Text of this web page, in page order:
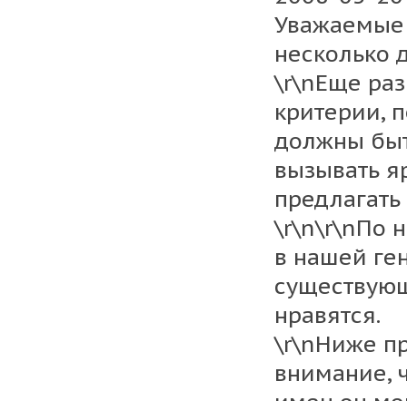
Уважаемые
несколько
\r\nЕще
критерии,
должны
вызывать
\r\n\r\nПо
в нашей
нравятся.
\r\nНиже
внимание,